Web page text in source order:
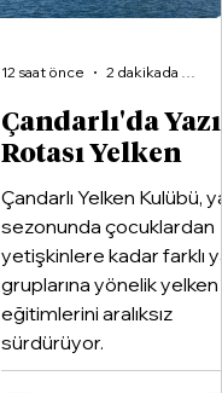
Çandarlı'da
Rotası Yelken
Çandarlı Yelken Kulübü,
sezonunda çocuklardan
yetişkinlere kadar farklı
gruplarına yönelik yelken
eğitimlerini aralıksız
sürdürüyor.
12 saat önce 2 dakikada okunur